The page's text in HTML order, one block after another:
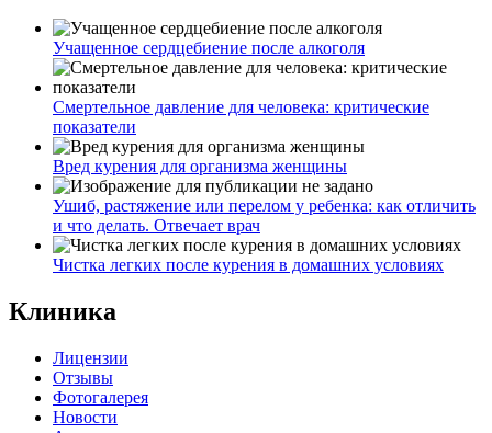
Учащенное сердцебиение после алкоголя
Смертельное давление для человека: критические
показатели
Вред курения для организма женщины
Ушиб, растяжение или перелом у ребенка: как отличить
и что делать. Отвечает врач
Чистка легких после курения в домашних условиях
Клиника
Лицензии
Отзывы
Фотогалерея
Новости